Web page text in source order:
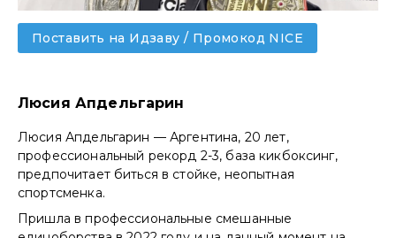
Поставить на Идзаву / Промокод NICE
Люсия Апдельгарин
Люсия Апдельгарин — Аргентина, 20 лет,
профессиональный рекорд 2-3, база кикбоксинг,
предпочитает биться в стойке, неопытная
спортсменка.
Пришла в профессиональные смешанные